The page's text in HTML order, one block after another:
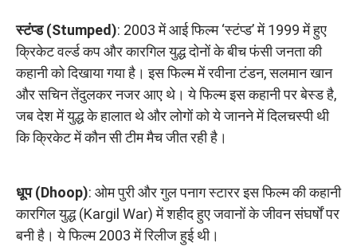
स्टंप्ड (Stumped): 2003 में आई फिल्म ‘स्टंप्ड’ में 1999 में हुए
क्रिकेट वर्ल्ड कप और कारगिल युद्ध दोनों के बीच फंसी जनता की
कहानी को दिखाया गया है। इस फिल्म में रवीना टंडन, सलमान खान
और सचिन तेंदुलकर नजर आए थे। ये फिल्म इस कहानी पर बेस्ड है,
जब देश में युद्ध के हालात थे और लोगों को ये जानने में दिलचस्पी थी
कि क्रिकेट में कौन सी टीम मैच जीत रही है।
धूप (Dhoop): ओम पुरी और गुल पनाग स्टारर इस फिल्म की कहानी
कारगिल युद्ध (Kargil War) में शहीद हुए जवानों के जीवन संघर्षों पर
बनी है। ये फिल्म 2003 में रिलीज हुई थी।